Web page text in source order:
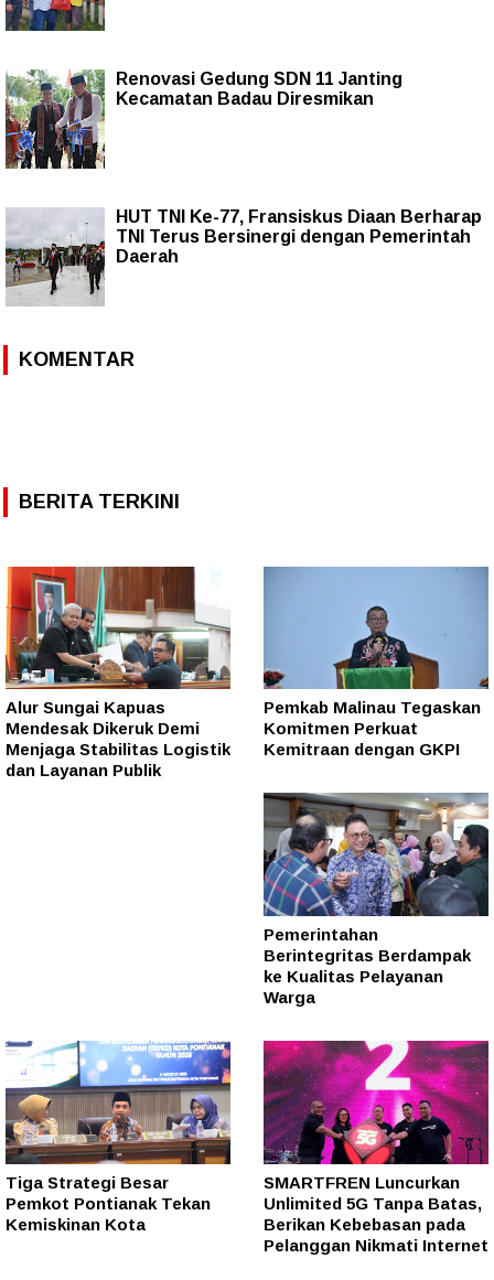
Renovasi Gedung SDN 11 Janting
Kecamatan Badau Diresmikan
HUT TNI Ke-77, Fransiskus Diaan Berharap
TNI Terus Bersinergi dengan Pemerintah
Daerah
KOMENTAR
BERITA TERKINI
Alur Sungai Kapuas
Mendesak Dikeruk Demi
Menjaga Stabilitas Logistik
dan Layanan Publik
Pemkab Malinau Tegaskan
Komitmen Perkuat
Kemitraan dengan GKPI
Pemerintahan
Berintegritas Berdampak
ke Kualitas Pelayanan
Warga
Tiga Strategi Besar
Pemkot Pontianak Tekan
Kemiskinan Kota
SMARTFREN Luncurkan
Unlimited 5G Tanpa Batas,
Berikan Kebebasan pada
Pelanggan Nikmati Internet